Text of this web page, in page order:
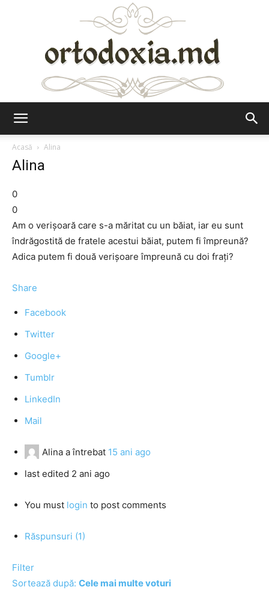
Acasă
Alina
Alina
0
0
Am o verişoară care s-a măritat cu un băiat, iar eu sunt
îndrăgostită de fratele acestui băiat, putem fi împreună?
Adica putem fi două verişoare împreună cu doi fraţi?
Share
Facebook
Twitter
Google+
Tumblr
LinkedIn
Mail
Alina a întrebat 15 ani ago
last edited 2 ani ago
You must login to post comments
Răspunsuri (1)
Filter
Sortează după: Cele mai multe voturi